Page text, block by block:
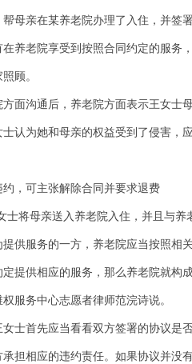
亲在某养老院办理了入住，并签
养老院享受到按照合同约定的服务
顾。
沟通后，养老院方面表示王女士
认为她和母亲的权益受到了侵害，
，可主张解除合同并要求退费
将母亲送入养老院入住，并且与养
供服务的一方，养老院应当按照相
提供相应的服务，那么养老院就构
服务中心志愿者律师范浣诗说。
首先应当看看双方签署的协议是
担相应的违约责任。如果协议并没